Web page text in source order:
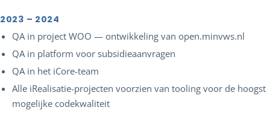
2023 – 2024
QA in project WOO — ontwikkeling van open.minvws.nl
QA in platform voor subsidieaanvragen
QA in het iCore-team
Alle iRealisatie-projecten voorzien van tooling voor de hoogst
mogelijke codekwaliteit